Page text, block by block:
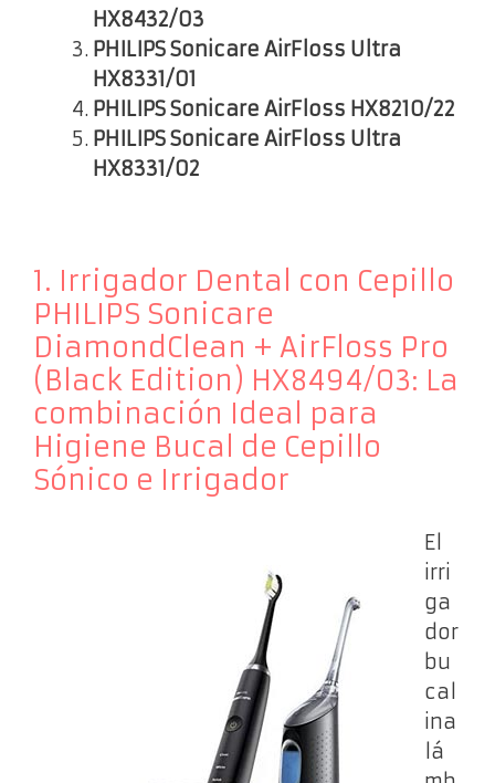
HX8432/03
PHILIPS Sonicare AirFloss Ultra
HX8331/01
PHILIPS Sonicare AirFloss HX8210/22
PHILIPS Sonicare AirFloss Ultra
HX8331/02
1. Irrigador Dental con Cepillo
PHILIPS Sonicare
DiamondClean + AirFloss Pro
(Black Edition) HX8494/03: La
combinación Ideal para
Higiene Bucal de Cepillo
Sónico e Irrigador
El
irri
ga
dor
bu
cal
ina
lá